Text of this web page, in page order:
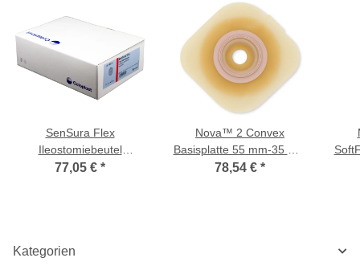
SenSura Flex
Ileostomiebeutel
zweitteilig 50-hautfarben-
77,05 € *
Nova™ 2 Convex
Basisplatte 55 mm-35 mm
(vorgestanzt)-35 mm-115
78,54 € *
Kategorien